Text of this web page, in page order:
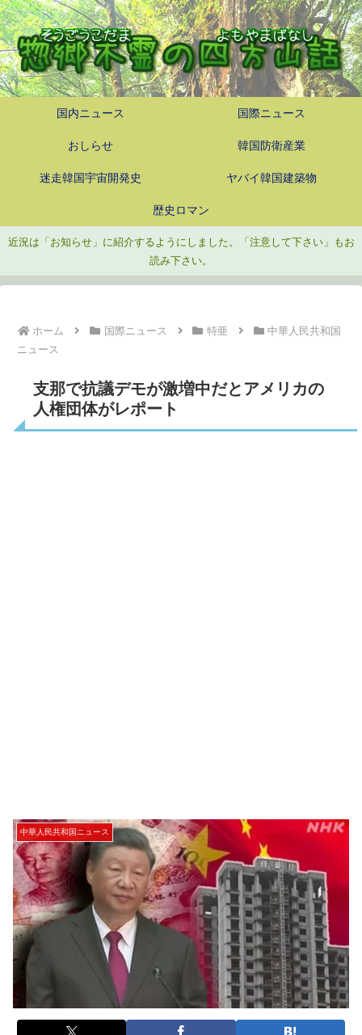
国内ニュース 国際ニュース
おしらせ 韓国防衛産業
迷走韓国宇宙開発史 ヤバイ韓国建築物
歴史ロマン
近況は「お知らせ」に紹介するようにしました。「注意して下さい」もお
読み下さい。
ホーム 国際ニュース 特亜
中華人民共和国
ニュース
支那で抗議デモが激増中だとアメリカの
人権団体がレポート
中華人民共和国ニュース